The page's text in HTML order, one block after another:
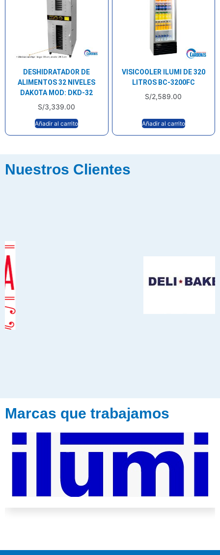
DESHIDRATADOR DE
ALIMENTOS 32 NIVELES
DAKOTA MOD: DKD-32
S/3,339.00
Añadir al carrito
VISICOOLER ILUMI DE 320
LITROS BC-3200FC
S/2,589.00
Añadir al carrito
Nuestros Clientes
Marcas que trabajamos